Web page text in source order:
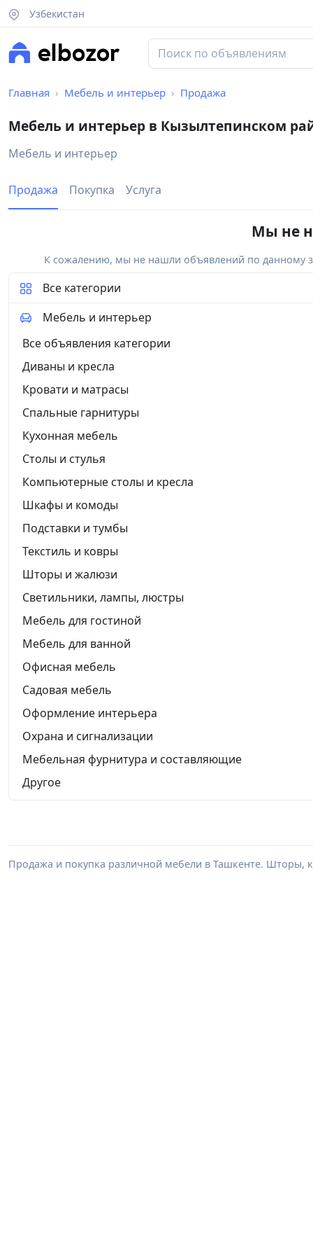
Узбекистан
Главная Мебель и интерьер Продажа
Мебель и интерьер в Кызылтепинском
Мебель и интерьер
Продажа Покупка Услуга
Мы не
К сожалению, мы не нашли объявлений по данному
Все категории
Мебель и интерьер
Все объявления категории
Диваны и кресла
Кровати и матрасы
Спальные гарнитуры
Кухонная мебель
Столы и стулья
Компьютерные столы и кресла
Шкафы и комоды
Подставки и тумбы
Текстиль и ковры
Шторы и жалюзи
Светильники, лампы, люстры
Мебель для гостиной
Мебель для ванной
Офисная мебель
Садовая мебель
Оформление интерьера
Охрана и сигнализации
Мебельная фурнитура и составляющие
Другое
Продажа и покупка различной мебели в Ташкенте. Шторы,